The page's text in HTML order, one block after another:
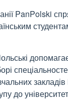
PanPolski
до